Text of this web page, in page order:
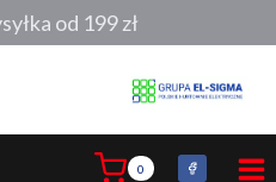
0
od 199 zł